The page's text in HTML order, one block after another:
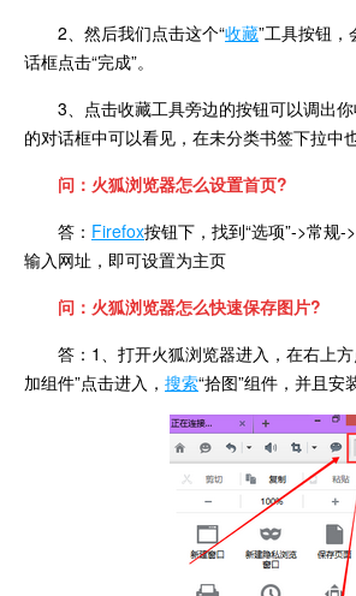
2、然后我们点击这个“收藏”工具按钮
话框点击“完成”。
3、点击收藏工具旁边的按钮可以调出
的对话框中可以看见，在未分类书签下拉中
问：火狐浏览器怎么设置首页?
答： Firefox按钮下，找到“选项”->常规-
输入网址，即可设置为主页
问：火狐浏览器怎么快速保存图片?
答：1、打开火狐浏览器进入，在右上方
加组件”点击进入， 搜索“拾图”组件，并且安